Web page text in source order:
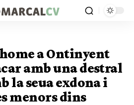
a Ontinyent
amb una destral
la seua exdona i
menors dins